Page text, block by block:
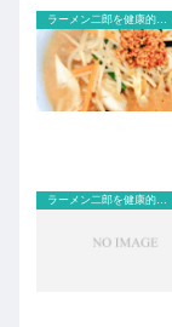
ラーメン二郎を健康的なジロリアンが食べる